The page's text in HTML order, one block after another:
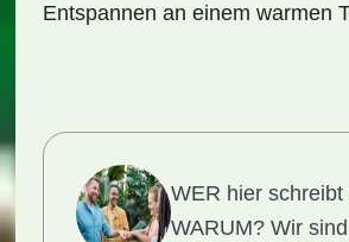
Entspannen an einem warmen
WER hier schreibt
WARUM?Wir